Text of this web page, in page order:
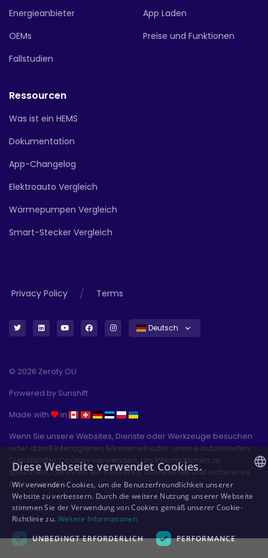
Energieanbieter
OEMs
Fallstudien
App Laden
Preise und Funktionen
Ressourcen
Was ist ein HEMS
Dokumentation
App-Changelog
Elektroauto Vergleich
Wärmepumpen Vergleich
Smart-Stecker Vergleich
Privacy Policy / Terms
Deutsch
© 2026 Zerofy OÜ
Powered by Sunshift
Made with in
Wenn Sie unsere Websites, Dienste oder Werkzeuge besuchen
oder damit interagieren, können wir oder unsere autorisierten
Dienstleister Cookies verwenden, um Informationen zu
speichern, die Ihnen ein besseres, schnelleres und sichereres
Erlebnis bieten.
ENGLISH
GERMAN
Diese Webseite verwendet Cookies.
Wir verwenden Cookies, um die Benutzerfreundlichkeit unserer
Website zu verbessern. Durch die weitere Nutzung unserer Webseite
stimmen Sie der Verwendung von Cookies gemäß unserer Cookie-
Richtlinie zu. Weitere Informationen
UNBEDINGT ERFORDERLICH
PERFORMANCE